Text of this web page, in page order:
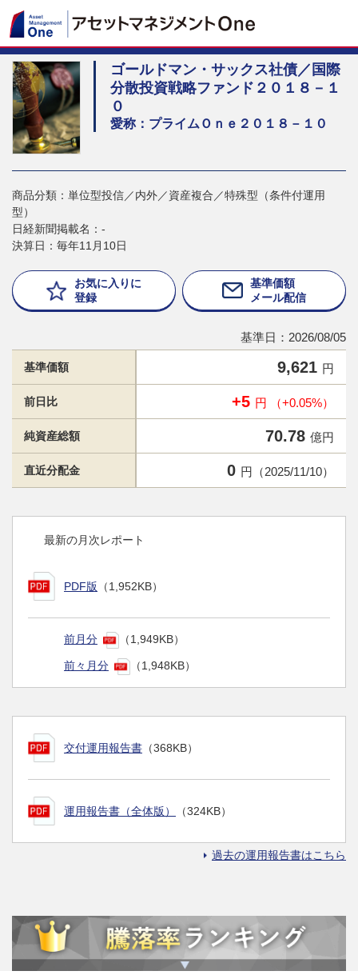
ゴールドマン・サックス社債／国際
分散投資戦略ファンド２０１８－１
０
愛称：プライムＯｎｅ２０１８－１０
商品分類：単位型投信／内外／資産複合／特殊型（条件付運用
型）
日経新聞掲載名：-
決算日：毎年11月10日
お気に入りに
登録
基準価額
メール配信
基準日：2026/08/05
基準価額 9,621 円
前日比 +5 円 （+0.05%）
純資産総額 70.78 億円
直近分配金 0 円（2025/11/10）
最新の月次レポート
PDF版 （1,952KB）
前月分 （1,949KB）
前々月分 （1,948KB）
交付運用報告書 （368KB）
運用報告書（全体版） （324KB）
過去の運用報告書はこちら